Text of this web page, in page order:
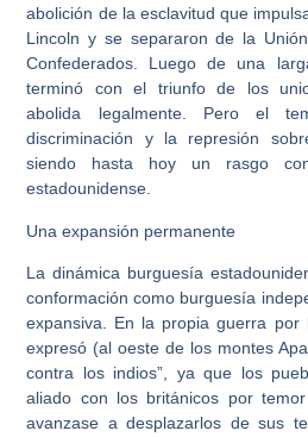
abolición de la esclavitud que
Lincoln y se separaron de la
Confederados. Luego de una
terminó con el triunfo de los
abolida legalmente. Pero el
discriminación y la represión
siendo hasta hoy un rasgo
estadounidense.
Una expansión permanente
La dinámica burguesía
conformación como burguesía
expansiva. En la propia guerra por
expresó (al oeste de los montes
contra los indios”, ya que los
aliado con los británicos por
avanzase a desplazarlos de sus